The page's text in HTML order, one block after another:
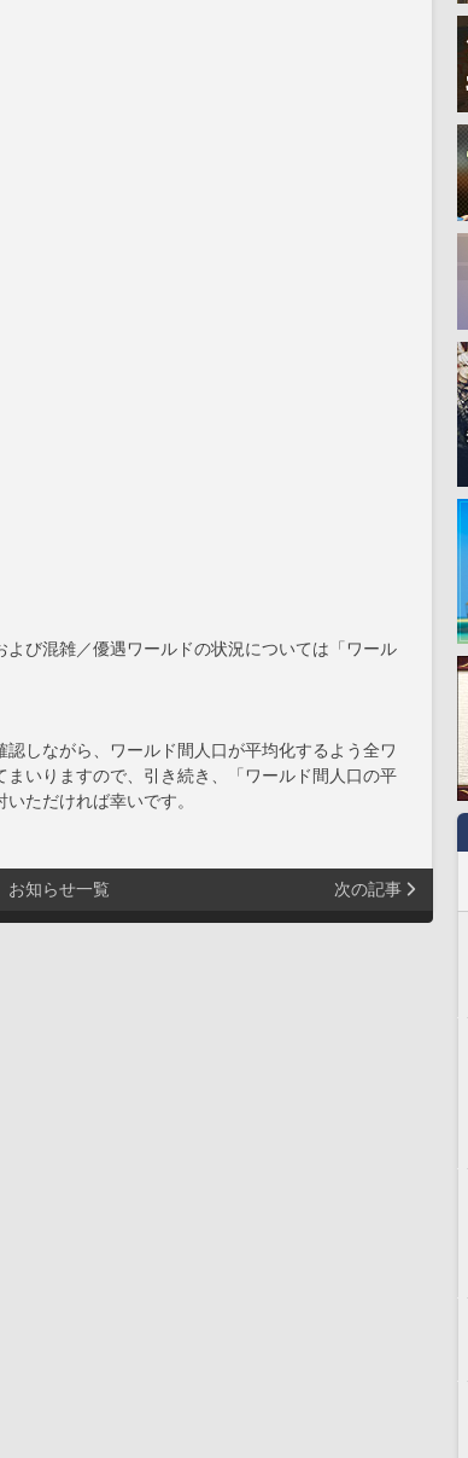
び混雑／優遇ワールドの状況については「ワール
しながら、ワールド間人口が平均化するよう全ワ
いりますので、引き続き、「ワールド間人口の平
ただければ幸いです。
お知らせ一覧 次の記事